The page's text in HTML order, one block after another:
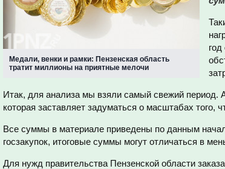
Медали, венки и рамки: Пензенская область
тратит миллионы на приятные мелочи
Итак, для анализа мы взяли самый свежий период.
которая заставляет задуматься о масштабах того,
Все суммы в материале приведены по данным
госзакупок, итоговые суммы могут отличаться в
Для нужд правительства Пензенской области